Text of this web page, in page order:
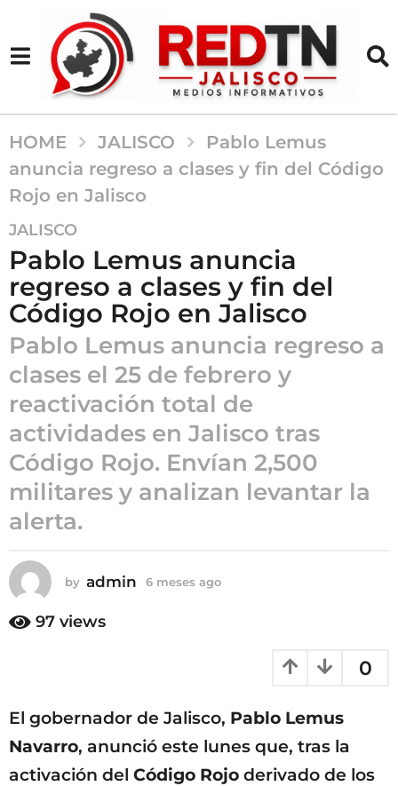
HOME JALISCO
Pablo Lemus
anuncia regreso a clases y fin del Código
Rojo en Jalisco
6
m
e
s
e
a
g
o
6
m
e
e
s
g
o
JALISCO
Pablo Lemus anuncia
regreso a clases y fin del
Código Rojo en Jalisco
Pablo Lemus anuncia regreso a
clases el 25 de febrero y
reactivación total de
actividades en Jalisco tras
Código Rojo. Envían 2,500
militares y analizan levantar la
alerta.
by admin 6 meses ago
97 views
0
El gobernador de Jalisco, Pablo Lemus
Navarro, anunció este lunes que, tras la
activación del Código Rojo derivado de los